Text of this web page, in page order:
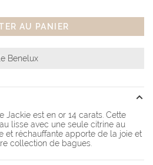
AU PANIER
Benelux
Jackie est en or 14 carats. Cette
lisse avec une seule citrine au
et réchauffante apporte de la joie et
collection de bagues.